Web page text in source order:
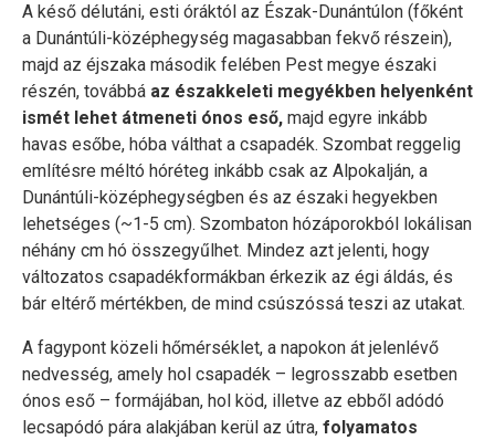
A késő délutáni, esti óráktól az Észak-Dunántúlon (főként
a Dunántúli-középhegység magasabban fekvő részein),
majd az éjszaka második felében Pest megye északi
részén, továbbá az északkeleti megyékben helyenként
ismét lehet átmeneti ónos eső, majd egyre inkább
havas esőbe, hóba válthat a csapadék. Szombat reggelig
említésre méltó hóréteg inkább csak az Alpokalján, a
Dunántúli-középhegységben és az északi hegyekben
lehetséges (~1-5 cm). Szombaton hózáporokból lokálisan
néhány cm hó összegyűlhet. Mindez azt jelenti, hogy
változatos csapadékformákban érkezik az égi áldás, és
bár eltérő mértékben, de mind csúszóssá teszi az utakat.
A fagypont közeli hőmérséklet, a napokon át jelenlévő
nedvesség, amely hol csapadék – legrosszabb esetben
ónos eső – formájában, hol köd, illetve az ebből adódó
lecsapódó pára alakjában kerül az útra, folyamatos